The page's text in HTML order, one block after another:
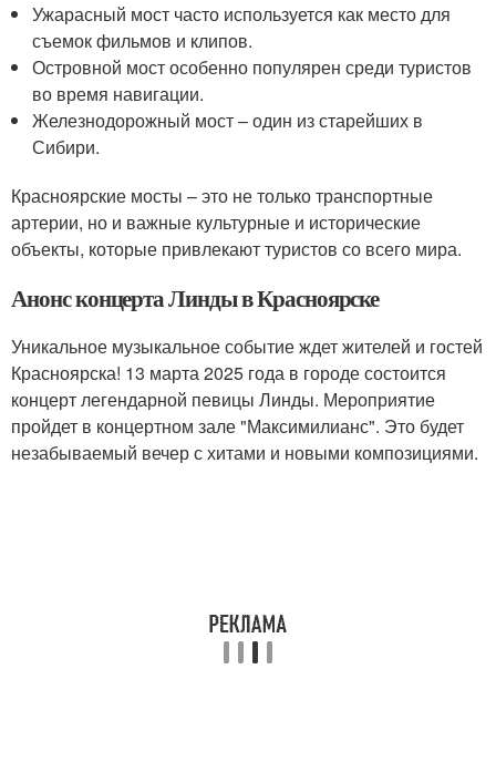
Ужарасный мост часто используется как место для
съемок фильмов и клипов.
Островной мост особенно популярен среди туристов
во время навигации.
Железнодорожный мост – один из старейших в
Сибири.
Красноярские мосты – это не только транспортные
артерии, но и важные культурные и исторические
объекты, которые привлекают туристов со всего мира.
Анонс концерта Линды в Красноярске
Уникальное музыкальное событие ждет жителей и гостей
Красноярска! 13 марта 2025 года в городе состоится
концерт легендарной певицы Линды. Мероприятие
пройдет в концертном зале "Максимилианс". Это будет
незабываемый вечер с хитами и новыми композициями.